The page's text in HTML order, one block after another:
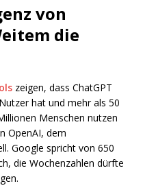
von
die
zeigen, dass ChatGPT
hat und mehr als 50
Menschen nutzen
OpenAI, dem
Google spricht von 650
die Wochenzahlen dürfte